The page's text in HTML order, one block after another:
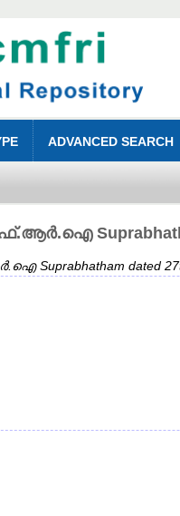
ADVANCED SEARCH
Suprabhatham
dated 27th